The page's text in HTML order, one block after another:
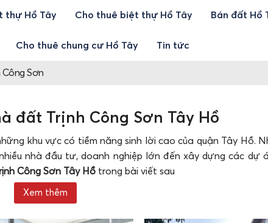
thự Hồ Tây Cho thuê biệt thự Hồ Tây Bán đất Hồ
Cho thuê chung cư Hồ Tây Tin tức
Công Sơn
đất Trịnh Công Sơn Tây Hồ
khu vực có tiềm năng sinh lời cao của quận Tây Hồ.
nhà đầu tư, doanh nghiệp lớn đến xây dựng các dự
Công Sơn Tây Hồ trong bài viết sau
Công Sơn Tây Hồ
Xem thêm